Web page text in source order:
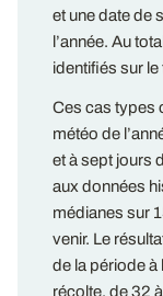
et une date de
l’année. Au
identifiés sur
Ces cas types
météo de
et à sept jours
aux données
médianes sur
venir. Le
de la période à
récolte, de 32